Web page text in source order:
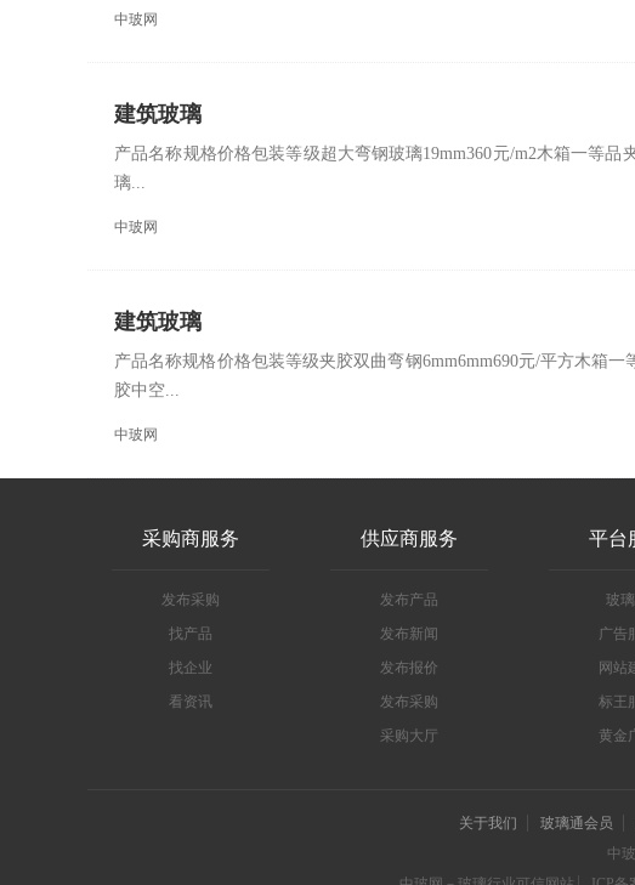
中玻网
建筑玻璃
产品名称规格价格包装等级超大弯钢玻璃19mm360元/m2木箱一等品
璃...
中玻网
建筑玻璃
产品名称规格价格包装等级夹胶双曲弯钢6mm6mm690元/平方木箱
胶中空...
中玻网
采购商服务
发布采购
找产品
找企业
看资讯
供应商服务
发布产品
发布新闻
发布报价
发布采购
采购大厅
平台
玻
广告
网站
标王
黄金
关于我们 玻璃通会员
中